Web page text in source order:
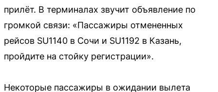
прилёт. В терминалах звучит объявление по
громкой связи: «Пассажиры отмененных
рейсов SU1140 в Сочи и SU1192 в Казань,
пройдите на стойку регистрации».
Некоторые пассажиры в ожидании вылета